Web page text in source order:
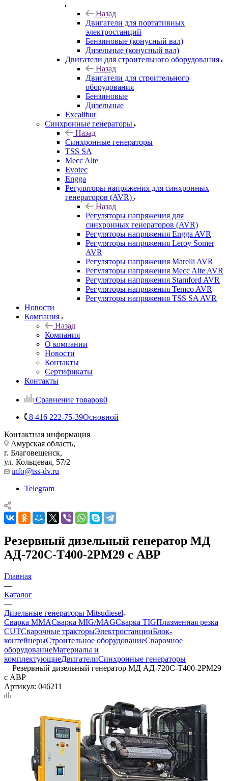
Назад
Двигатели для портативных
электростанций
Бензиновые (конусный вал)
Дизельные (конусный вал)
Двигатели для строительного оборудования
Назад
Двигатели для строительного
оборудования
Бензиновые
Дизельные
Excalibur
Синхронные генераторы
Назад
Синхронные генераторы
TSS SA
Mecc Alte
Evotec
Engga
Регуляторы напряжения для синхронных
генераторов (AVR)
Назад
Регуляторы напряжения для
синхронных генераторов (AVR)
Регуляторы напряжения Engga AVR
Регуляторы напряжения Leroy Somer
AVR
Регуляторы напряжения Marelli AVR
Регуляторы напряжения Mecc Alte AVR
Регуляторы напряжения Stamford AVR
Регуляторы напряжения Temco AVR
Регуляторы напряжения TSS SA AVR
Новости
Компания
Назад
Компания
О компании
Новости
Контакты
Сертификаты
Контакты
Сравнение товаров0
8 416 222-75-39Основной
Контактная информация
Амурская область,
г. Благовещенск,
ул. Кольцевая, 57/2
info@tss-dv.ru
Telegram
Резервный дизельный генератор МД
АД-720С-Т400-2РМ29 с АВР
Главная
—
Каталог
—
Дизельные генераторы Mitsudiesel
Сварка MMAСварка MIG/MAGСварка TIGПлазменная резка
CUTСварочные тракторыЭлектростанцииБлок-
контейнерыСтроительное оборудованиеСварочное
оборудованиеМатериалы и
комплектующиеДвигателиСинхронные генераторы
—Резервный дизельный генератор МД АД-720С-Т400-2РМ29
с АВР
Артикул: 046211